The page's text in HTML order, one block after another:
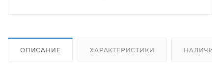
ОПИСАНИЕ ХАРАКТЕРИСТИКИ НАЛИЧИЕ